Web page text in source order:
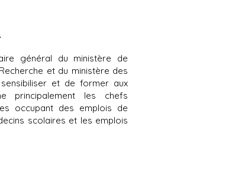
général du ministère de
et du ministère des
et de former aux
principalement les chefs
occupant des emplois de
scolaires et les emplois